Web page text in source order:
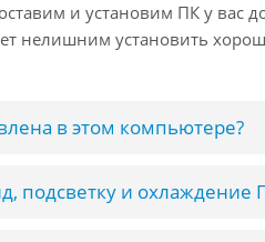
и установим ПК у вас
нелишним установить
в этом компьютере?
подсветку и охлаждение